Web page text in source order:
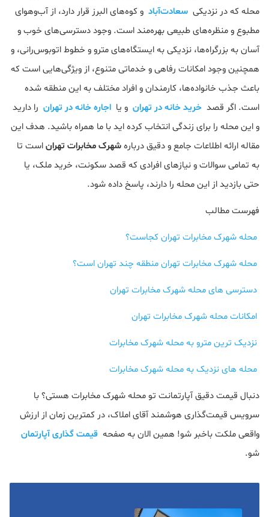
محله که در نزدیکی سعادت‌آباد و کوه‌های البرز قرار دارد، از آب‌و‌هوای
مطبوع و منظره‌های طبیعی بهره‌مند است. وجود دسترسی‌های خوب و
آسان به بزرگراه‌ها، نزدیکی به ایستگاه‌های مترو و خطوط اتوبوس‌رانی، و
همچنین وجود امکانات رفاهی و خدماتی متنوع، از ویژگی‌هایی است که
باعث جذب خانواده‌ها، کارمندان و افراد مختلف به این منطقه شده
است. اگر قصد خرید خانه در تهران و یا اجاره خانه در تهران را دارید
و این محله را برای زندگی انتخاب کرده اید با ما همراه باشید. هدف این
مقاله ارائه اطلاعات جامع و دقیق دربارهشهرک مخابرات تهراناست تا
به تمامی سوالات و نیازهای افرادی که قصد سکونت، خرید ملک، یا
حتی بازدید از این محله را دارند، پاسخ داده شود.
فهرست مطالب
محله شهرک مخابرات تهران کجاست؟
محله شهرک مخابرات تهران منطقه چند تهران است؟
دسترسی های محله شهرک مخابرات تهران
امکانات محله شهرک مخابرات تهران
نزدیک ترین مترو به محله شهرک مخابرات
محله های نزدیک به محله شهرک مخابرات
دنبال قیمت دقیق آپارتمانت تو محله شهرک مخابرات هستی؟ با
سرویس قیمت‌گذاری هوشمند آقای املاک، در کمترین زمان از ارزش
واقعی ملکت باخبر شو! همین الان به صفحه قیمت گذاری آپارتمان
شو.